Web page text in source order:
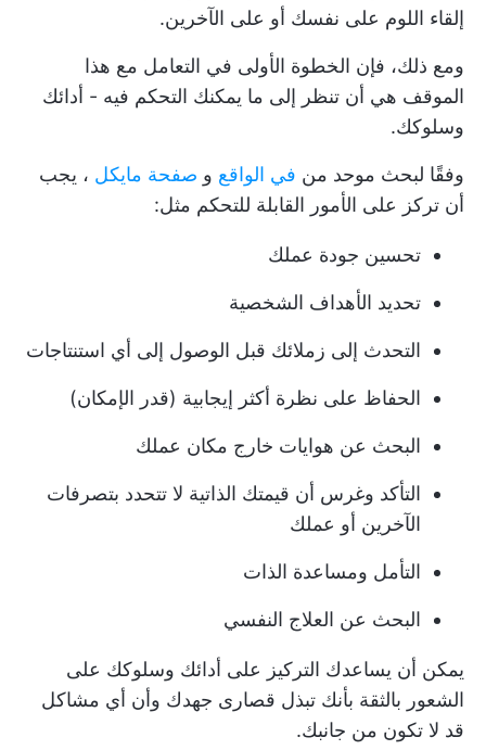
إلقاء اللوم على نفسك أو على الآخرين.
ومع ذلك، فإن الخطوة الأولى في التعامل مع هذا
الموقف هي أن تنظر إلى ما يمكنك التحكم فيه - أدائك
وسلوكك.
وفقًا لبحث موحد من في الواقع و صفحة مايكل ، يجب
أن تركز على الأمور القابلة للتحكم مثل:
تحسين جودة عملك
تحديد الأهداف الشخصية
التحدث إلى زملائك قبل الوصول إلى أي استنتاجات
الحفاظ على نظرة أكثر إيجابية (قدر الإمكان)
البحث عن هوايات خارج مكان عملك
التأكد وغرس أن قيمتك الذاتية لا تتحدد بتصرفات
الآخرين أو عملك
التأمل ومساعدة الذات
البحث عن العلاج النفسي
يمكن أن يساعدك التركيز على أدائك وسلوكك على
الشعور بالثقة بأنك تبذل قصارى جهدك وأن أي مشاكل
قد لا تكون من جانبك.